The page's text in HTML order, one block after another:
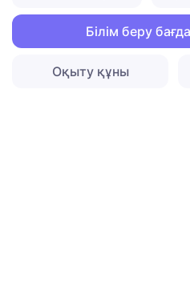
Білім беру
Оқыту құны